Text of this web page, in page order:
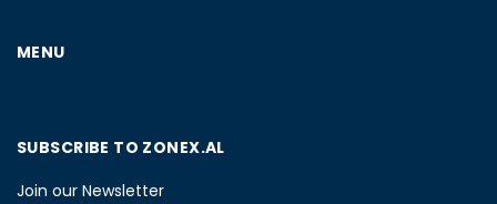
MENU
SUBSCRIBE TO ZONEX.AL
Join our Newsletter